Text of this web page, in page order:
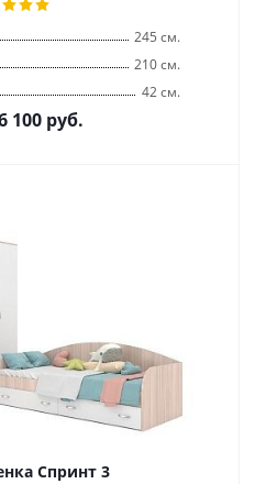
245 см.
210 см.
42 см.
100 руб.
Спринт 3